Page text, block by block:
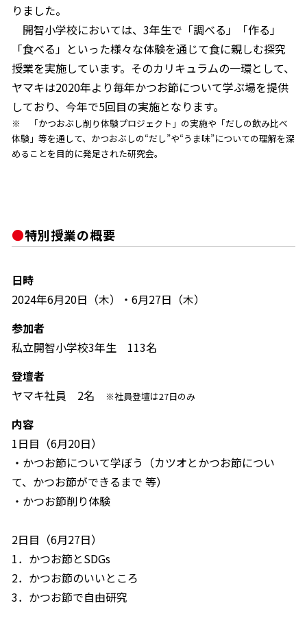
新鮮一番 『氷熟®』
だし粉
おすすめサイト
りました。
開智小学校においては、3年生で「調べる」「作る」
「食べる」といった様々な体験を通じて食に親しむ探究
授業を実施しています。そのカリキュラムの一環として、
ヤマキは2020年より毎年かつお節について学ぶ場を提供
しており、今年で5回目の実施となります。
※ 「かつおぶし削り体験プロジェクト」の実施や「だしの飲み比べ
体験」等を通して、かつおぶしの“だし”や“うま味”についての理解を深
めることを目的に発足された研究会。
特別授業の概要
日時
2024年6月20日（木）・6月27日（木）
参加者
私立開智小学校3年生 113名
登壇者
ヤマキ社員 2名
※社員登壇は27日のみ
内容
1日目（6月20日）
・かつお節について学ぼう（カツオとかつお節につい
て、かつお節ができるまで 等）
・かつお節削り体験
2日目（6月27日）
1．かつお節とSDGs
2．かつお節のいいところ
3．かつお節で自由研究